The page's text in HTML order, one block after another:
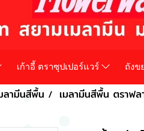
เก้าอี้ ตราซุปเปอร์แวร์ ถังข
ามีนสีพื้น เมลามีนสีพื้น ตราฟล